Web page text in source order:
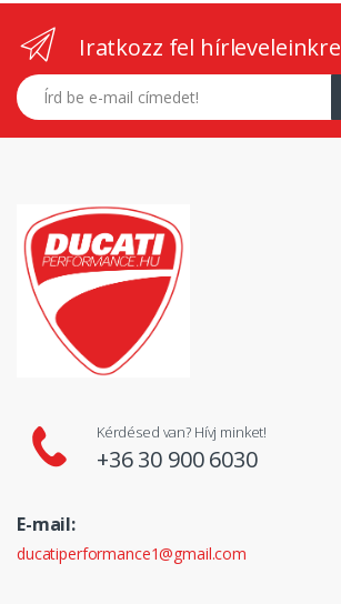
Iratkozz fel hírleveleinkre
E-mail címed
Kérdésed van? Hívj minket!
+36 30 900 6030
E-mail:
ducatiperformance1@gmail.com